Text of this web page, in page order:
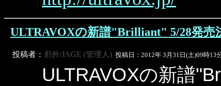
ULTRAVOXの新譜"Brilliant" 5/28発売
投稿者： 邪外/JAGE (管理人) 投稿日：2012年 3月31日(土)09時13
ULTRAVOXの新譜